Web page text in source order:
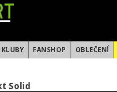
KLUBY FANSHOP OBLEČENÍ
Solid